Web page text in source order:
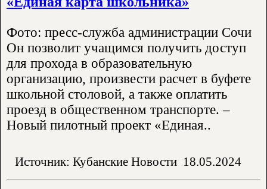
Фото: пресс-служба администрации Сочи
Он позволит учащимся получить доступ
для прохода в образовательную
организацию, произвести расчет в буфете
школьной столовой, а также оплатить
проезд в общественном транспорте. –
Новый пилотный проект «Единая..
Источник: Кубанские Новости 18.05.2024